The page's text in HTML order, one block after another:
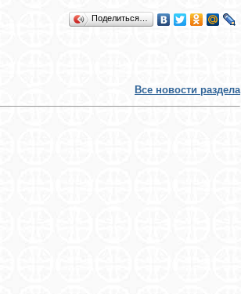
Поделиться…
Все новости раздела